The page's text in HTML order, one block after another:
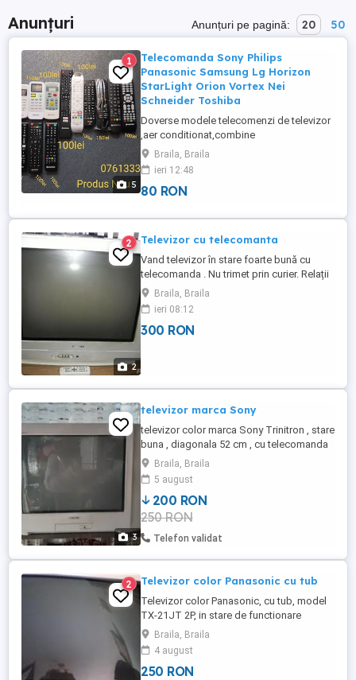
Anunțuri Anunțuri pe pagină: 20 50
5
1
Telecomanda Sony Philips
Panasonic Samsung Lg Horizon
StarLight Orion Vortex Nei
Schneider Toshiba
Doverse modele telecomenzi de televizor
,aer conditionat,combine
audio,statie,video,mixere.repar
telecomenzi.copiez si modific taste si
comenzi.orice model ..faceti o poza la
eticheta de la tv sau aer,combina si
Braila, Braila
ieri 12:48
80 RON
2
2 Televizor cu telecomanta
Vand televizor în stare foarte bună cu
telecomanda . Nu trimet prin curier. Relații
la telefon între 8-18
Braila, Braila
ieri 08:12
300 RON
3
televizor marca Sony
televizor color marca Sony Trinitron , stare
buna , diagonala 52 cm , cu telecomanda
Braila, Braila
5 august
200 RON
250 RON
Telefon validat
2 Televizor color Panasonic cu tub
Televizor color Panasonic, cu tub, model
TX-21JT 2P, in stare de functionare
Exclusiv Braila Prezentare Diagonala 55
cm Teletext Da Tip televizor TV Clasic
Culoare Argintiu Facilitati Sistem de acord
automat Afisarea comenzilor pe ecran
Braila, Braila
4 august
250 RON